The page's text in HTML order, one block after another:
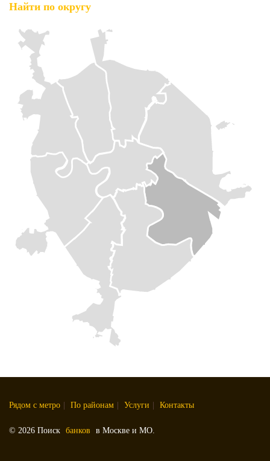
Найти по округу
Рядом с метро | По районам | Услуги | Контакты
© 2026 Поиск банков в Москве и МО.